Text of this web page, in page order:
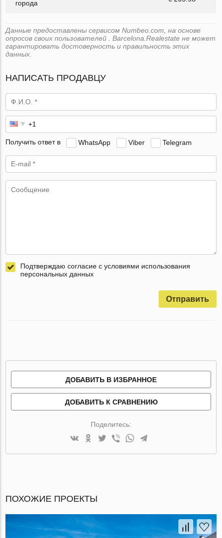
города
Данные предоставлены сервисом Numbeo.com, на основе
опросов своих пользователей . Barcelona.Realestate не может
гарантировать достоверность и правильность этих
данных.
НАПИСАТЬ ПРОДАВЦУ
Получить ответ в WhatsApp Viber Telegram
Подтверждаю согласие с условиями использования
персональных данных
Отправить
ДОБАВИТЬ В ИЗБРАННОЕ
ДОБАВИТЬ К СРАВНЕНИЮ
Поделитесь:
ПОХОЖИЕ ПРОЕКТЫ